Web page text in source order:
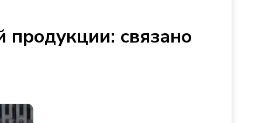
связано